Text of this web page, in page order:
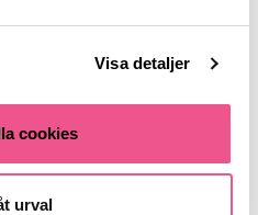
Visa detaljer
cookies
urvalLiving Proof Scalp Care Dry Scalp